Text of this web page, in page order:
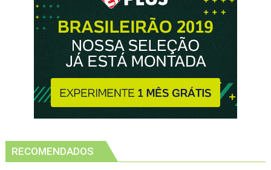
RECOMENDADOS